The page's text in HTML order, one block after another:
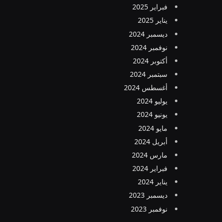
فبراير 2025
يناير 2025
ديسمبر 2024
نوفمبر 2024
أكتوبر 2024
سبتمبر 2024
أغسطس 2024
يوليو 2024
يونيو 2024
مايو 2024
أبريل 2024
مارس 2024
فبراير 2024
يناير 2024
ديسمبر 2023
نوفمبر 2023